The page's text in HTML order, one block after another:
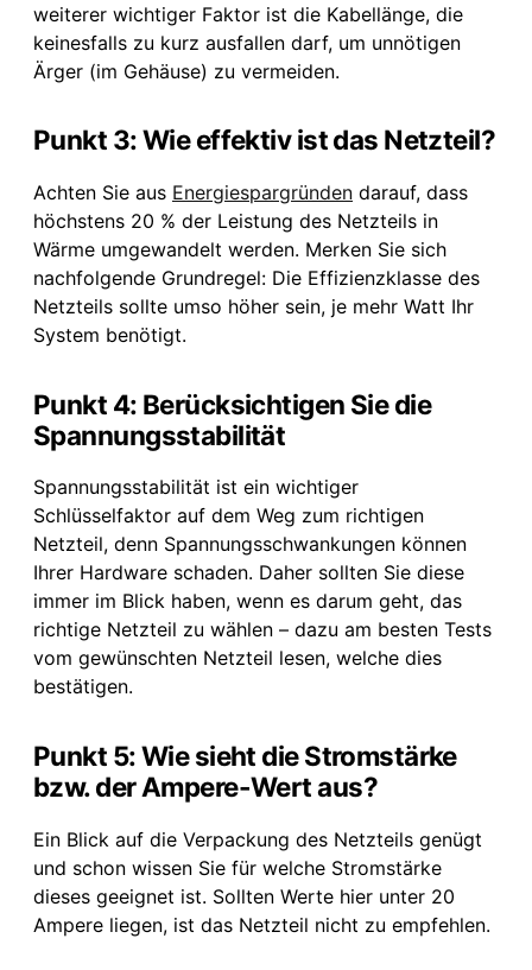
weiterer wichtiger Faktor ist die Kabellänge, die
keinesfalls zu kurz ausfallen darf, um unnötigen
Ärger (im Gehäuse) zu vermeiden.
Punkt 3: Wie effektiv ist das Netzteil?
Achten Sie aus Energiespargründen darauf, dass
höchstens 20 % der Leistung des Netzteils in
Wärme umgewandelt werden. Merken Sie sich
nachfolgende Grundregel: Die Effizienzklasse des
Netzteils sollte umso höher sein, je mehr Watt Ihr
System benötigt.
Punkt 4: Berücksichtigen Sie die
Spannungsstabilität
Spannungsstabilität ist ein wichtiger
Schlüsselfaktor auf dem Weg zum richtigen
Netzteil, denn Spannungsschwankungen können
Ihrer Hardware schaden. Daher sollten Sie diese
immer im Blick haben, wenn es darum geht, das
richtige Netzteil zu wählen – dazu am besten Tests
vom gewünschten Netzteil lesen, welche dies
bestätigen.
Punkt 5: Wie sieht die Stromstärke
bzw. der Ampere-Wert aus?
Ein Blick auf die Verpackung des Netzteils genügt
und schon wissen Sie für welche Stromstärke
dieses geeignet ist. Sollten Werte hier unter 20
Ampere liegen, ist das Netzteil nicht zu empfehlen.